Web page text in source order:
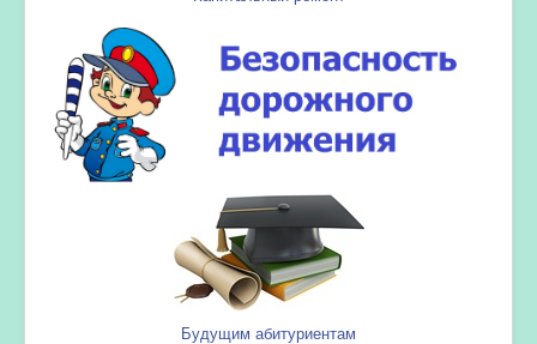
Будущим абитуриентам